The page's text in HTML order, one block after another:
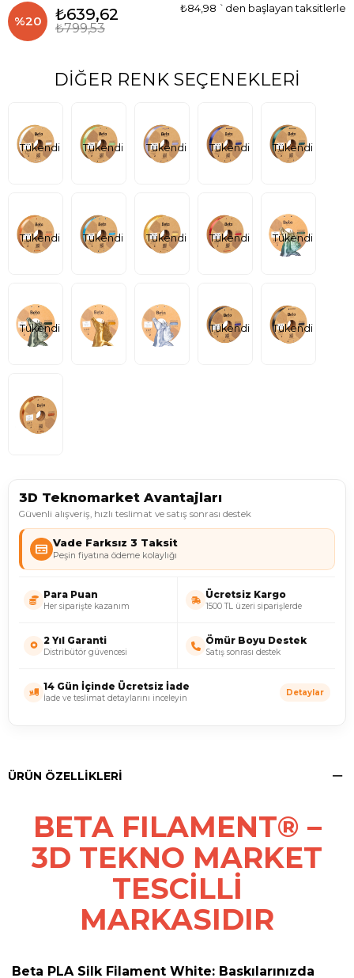
₺799,53
₺639,62
%20
₺84,98 `den başlayan taksitlerle
DIĞER RENK SEÇENEKLERI
Tükendi Tükendi Tükendi Tükendi Tükendi
Tükendi Tükendi Tükendi Tükendi Tükendi
Tükendi Tükendi Tükendi
3D Teknomarket Avantajları
Güvenli alışveriş, hızlı teslimat ve satış sonrası destek
Vade Farksız 3 Taksit
Peşin fiyatına ödeme kolaylığı
Para Puan
Her siparişte kazanım
Ücretsiz Kargo
1500 TL üzeri siparişlerde
2 Yıl Garanti
Distribütör güvencesi
Ömür Boyu Destek
Satış sonrası destek
14 Gün İçinde Ücretsiz İade
İade ve teslimat detaylarını inceleyin
Detaylar
ÜRÜN ÖZELLIKLERI
BETA FILAMENT® –
3D TEKNO MARKET
TESCİLLİ
MARKASIDIR
Beta PLA Silk Filament White: Baskılarınızda